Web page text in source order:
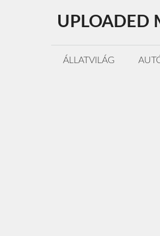
tartalomba
UPLOADED
ÁLLATVILÁG